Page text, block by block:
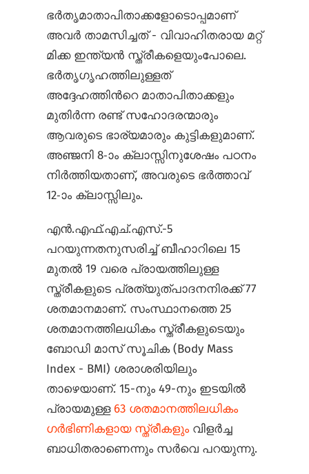
ഭര്‍തൃമാതാപിതാക്കളോടൊപ്പമാണ്
അവര്‍ താമസിച്ചത് - വിവാഹിതരായ മറ്റ്
മിക്ക ഇന്ത്യന്‍ സ്ത്രീകളെയുംപോലെ.
ഭര്‍തൃഗൃഹത്തിലുള്ളത്
അദ്ദേഹത്തിന്‍റെ മാതാപിതാക്കളും
മുതിര്‍ന്ന രണ്ട് സഹോദരന്മാരും
ആവരുടെ ഭാര്യമാരും കുട്ടികളുമാണ്.
അഞ്ജനി 8-ാം ക്ലാസ്സിനുശേഷം പഠനം
നിര്‍ത്തിയതാണ്, അവരുടെ ഭര്‍ത്താവ്
12-ാം ക്ലാസ്സിലും.
എന്‍.എഫ്.എച്.എസ്.-5
പറയുന്നതനുസരിച്ച് ബീഹാറിലെ 15
മുതല്‍ 19 വരെ പ്രായത്തിലുള്ള
സ്ത്രീകളുടെ പ്രത്യുത്പാദനനിരക്ക് 77
ശതമാനമാണ്. സംസ്ഥാനത്തെ 25
ശതമാനത്തിലധികം സ്ത്രീകളുടെയും
ബോഡി മാസ് സൂചിക (Body Mass
Index - BMI) ശരാശരിയിലും
താഴെയാണ്. 15-നും 49-നും ഇടയില്‍
പ്രായമുള്ള 63 ശതമാനത്തിലധികം
ഗര്‍ഭിണികളായ സ്ത്രീകളും വിളര്‍ച്ച
ബാധിതരാണെന്നും സര്‍വെ പറയുന്നു.